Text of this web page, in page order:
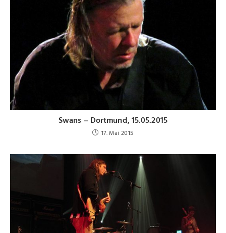
Swans – Dortmund, 15.05.2015
17. Mai 2015